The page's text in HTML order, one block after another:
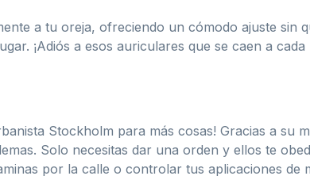
a tu oreja, ofreciendo un cómodo ajuste sin
¡Adiós a esos auriculares que se caen a cada
Stockholm para más cosas! Gracias a su
Solo necesitas dar una orden y ellos te
por la calle o controlar tus aplicaciones de